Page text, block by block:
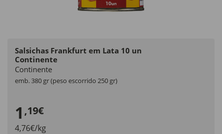
Salsichas Frankfurt em Lata 10 un
Continente
Continente
emb. 380 gr (peso escorrido 250 gr)
1 ,19€
4,76€/kg